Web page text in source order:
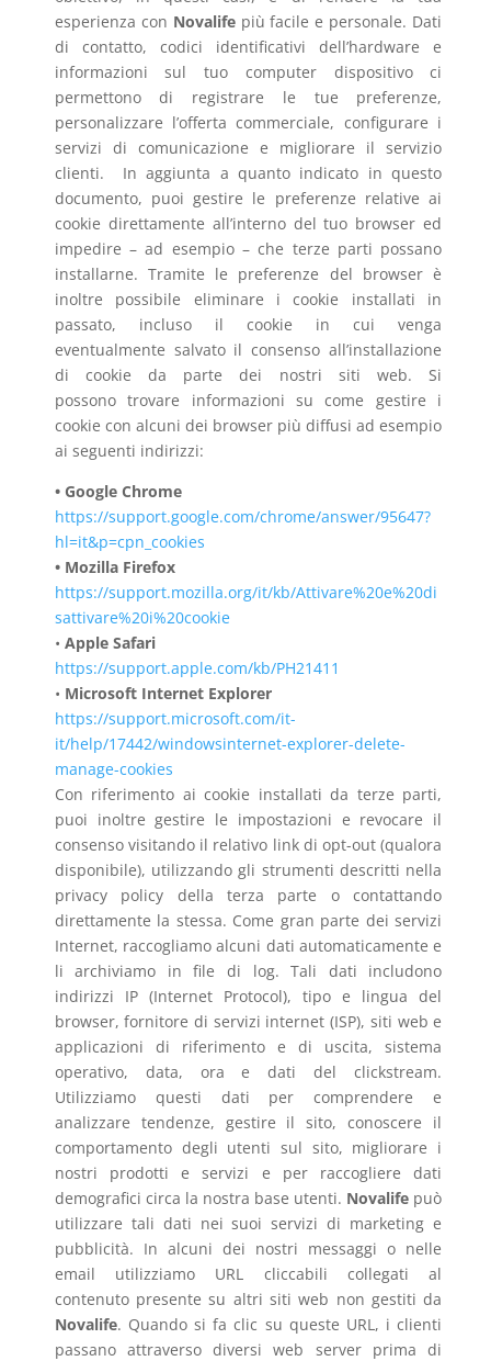
esperienza con Novalifepiù facile e personale. Dati
di contatto, codici identificativi dell’hardware e
informazioni sul tuo computer dispositivo ci
permettono di registrare le tue preferenze,
personalizzare l’offerta commerciale, configurare i
servizi di comunicazione e migliorare il servizio
clienti. In aggiunta a quanto indicato in questo
documento, puoi gestire le preferenze relative ai
cookie direttamente all’interno del tuo browser ed
impedire – ad esempio – che terze parti possano
installarne. Tramite le preferenze del browser è
inoltre possibile eliminare i cookie installati in
passato, incluso il cookie in cui venga
eventualmente salvato il consenso all’installazione
di cookie da parte dei nostri siti web. Si
possonotrovare informazioni su come gestire i
cookie con alcuni dei browser più diffusi ad esempio
ai seguenti indirizzi:
• Google Chrome
https://support.google.com/chrome/answer/95647?
hl=it&p=cpn_cookies
• Mozilla Firefox
https://support.mozilla.org/it/kb/Attivare%20e%20di
sattivare%20i%20cookie
• Apple Safari
https://support.apple.com/kb/PH21411
• Microsoft Internet Explorer
https://support.microsoft.com/it-
it/help/17442/windowsinternet-explorer-delete-
manage-cookies
Con riferimento ai cookie installati da terze parti,
puoi inoltre gestire le impostazioni e revocare il
consenso visitando il relativo link di opt-out (qualora
disponibile), utilizzando gli strumenti descritti nella
privacy policy della terza parte o contattando
direttamente la stessa. Come gran parte dei servizi
Internet, raccogliamo alcuni dati automaticamente e
li archiviamo in file di log. Tali dati includono
indirizzi IP (Internet Protocol), tipo e lingua del
browser, fornitore di servizi internet (ISP), siti web e
applicazioni di riferimento e di uscita, sistema
operativo, data, ora e dati del clickstream.
Utilizziamo questi dati per comprendere e
analizzare tendenze, gestire il sito, conoscere il
comportamento degli utenti sul sito, migliorare i
nostri prodotti e servizi e per raccogliere dati
demografici circa la nostra base utenti. Novalife può
utilizzare tali dati nei suoi servizi di marketing e
pubblicità. In alcuni dei nostri messaggi o nelle
email utilizziamo URL cliccabili collegati al
contenuto presente su altri siti web non gestiti da
Novalife. Quando si fa clic su queste URL, i clienti
passano attraverso diversi web server prima di